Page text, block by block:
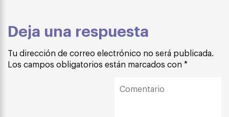
Deja una respuesta
Tu dirección de correo electrónico no será publicada.
Los campos obligatorios están marcados con *